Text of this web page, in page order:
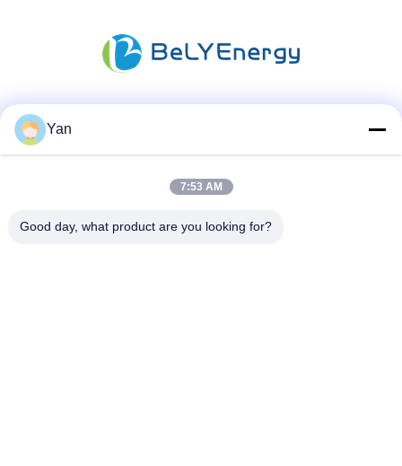
Yan
7:53 AM
Good day, what product are you looking for?